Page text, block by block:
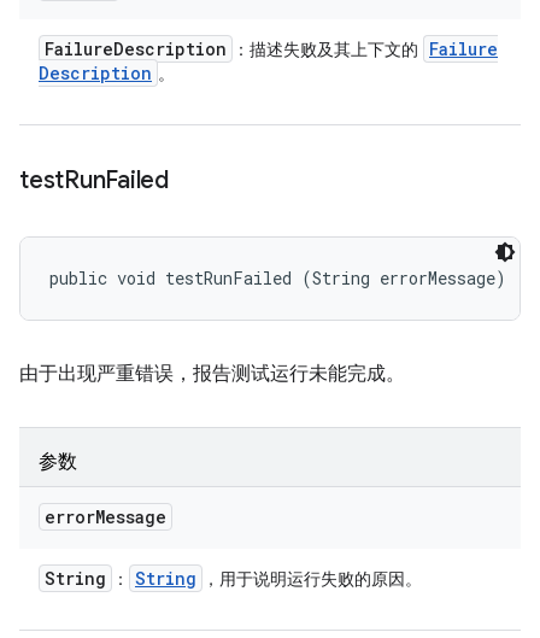
FailureDescription ：描述失败及其上下文的
Failure
Description 。
testRunFailed
public void testRunFailed (String errorMessage)
由于出现严重错误，报告测试运行未能完成。
参数
errorMessage
String ： String ，用于说明运行失败的原因。